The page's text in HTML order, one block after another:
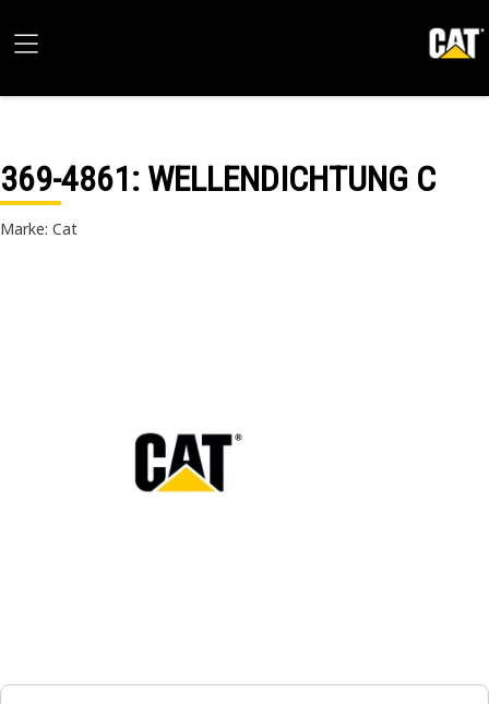
369-4861: WELLENDICHTUNG C
Marke: Cat